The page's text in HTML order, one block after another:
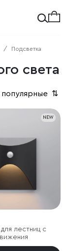
Подсветка
света
⇅
NEW
лестниц с